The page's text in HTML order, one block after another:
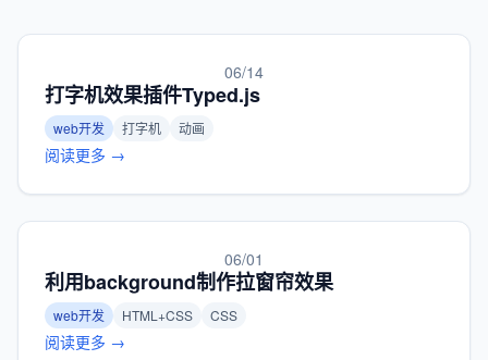
06/14
打字机效果插件Typed.js
web开发 打字机 动画
阅读更多 →
06/01
利用background制作拉窗帘效果
web开发 HTML+CSS CSS
阅读更多 →